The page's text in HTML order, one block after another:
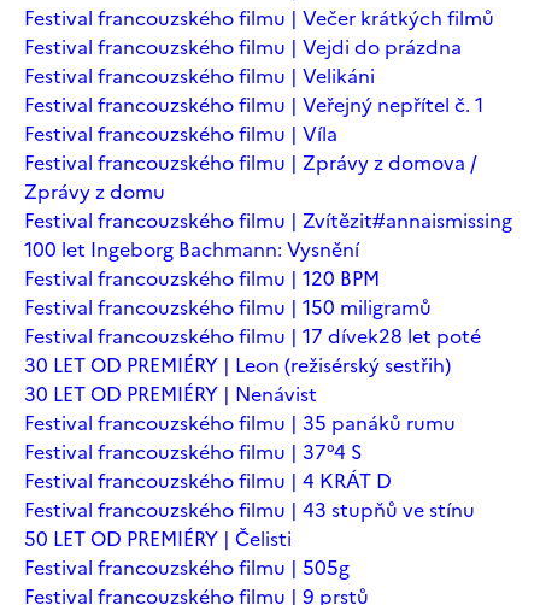
Festival francouzského filmu | Večer krátkých filmů
Festival francouzského filmu | Vejdi do prázdna
Festival francouzského filmu | Velikáni
Festival francouzského filmu | Veřejný nepřítel č. 1
Festival francouzského filmu | Víla
Festival francouzského filmu | Zprávy z domova /
Zprávy z domu
Festival francouzského filmu | Zvítězit#annaismissing
100 let Ingeborg Bachmann: Vysnění
Festival francouzského filmu | 120 BPM
Festival francouzského filmu | 150 miligramů
Festival francouzského filmu | 17 dívek28 let poté
30 LET OD PREMIÉRY | Leon (režisérský sestřih)
30 LET OD PREMIÉRY | Nenávist
Festival francouzského filmu | 35 panáků rumu
Festival francouzského filmu | 37°4 S
Festival francouzského filmu | 4 KRÁT D
Festival francouzského filmu | 43 stupňů ve stínu
50 LET OD PREMIÉRY | Čelisti
Festival francouzského filmu | 505g
Festival francouzského filmu | 9 prstů